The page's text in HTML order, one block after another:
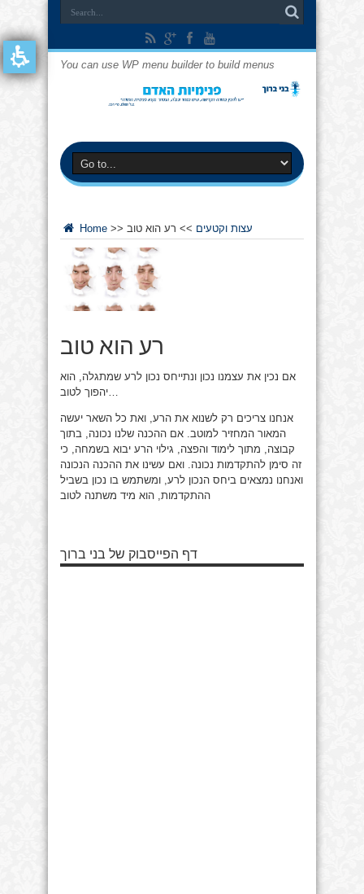
You can use WP menu builder to build menus
Home >> עצות וקטעים >> רע הוא טוב
רע הוא טוב
אם נכין את עצמנו נכון ונתייחס נכון לרע שמתגלה, הוא
אנחנו צריכים רק לשנוא את הרע, ואת כל השאר יעשה
המאור המחזיר למוטב. אם ההכנה שלנו נכונה, בתוך
קבוצה, מתוך לימוד והפצה, גילוי הרע יבוא בשמחה, כי
זה סימן להתקדמות נכונה. ואם עשינו את ההכנה הנכונה
ואנחנו נמצאים ביחס הנכון לרע, ומשתמש בו נכון בשביל
ההתקדמות, הוא מיד משתנה לטוב
דף הפייסבוק של בני ברוך